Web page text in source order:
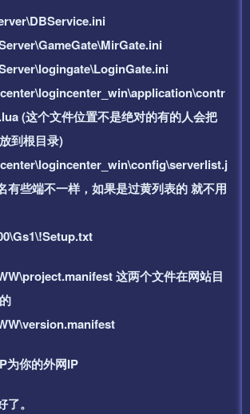
(这个文件位置不是绝对的有的人会把
到根目录)
有些端不一样，如果是过黄列表的 就不用
这两个文件在网站目
为你的外网IP
。